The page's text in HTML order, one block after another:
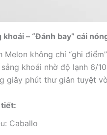
– “Đánh bay” cái
Melon không chỉ “ghi
khoái nhờ độ lạnh 6/
giây phút thư giãn tuyệt
Caballo